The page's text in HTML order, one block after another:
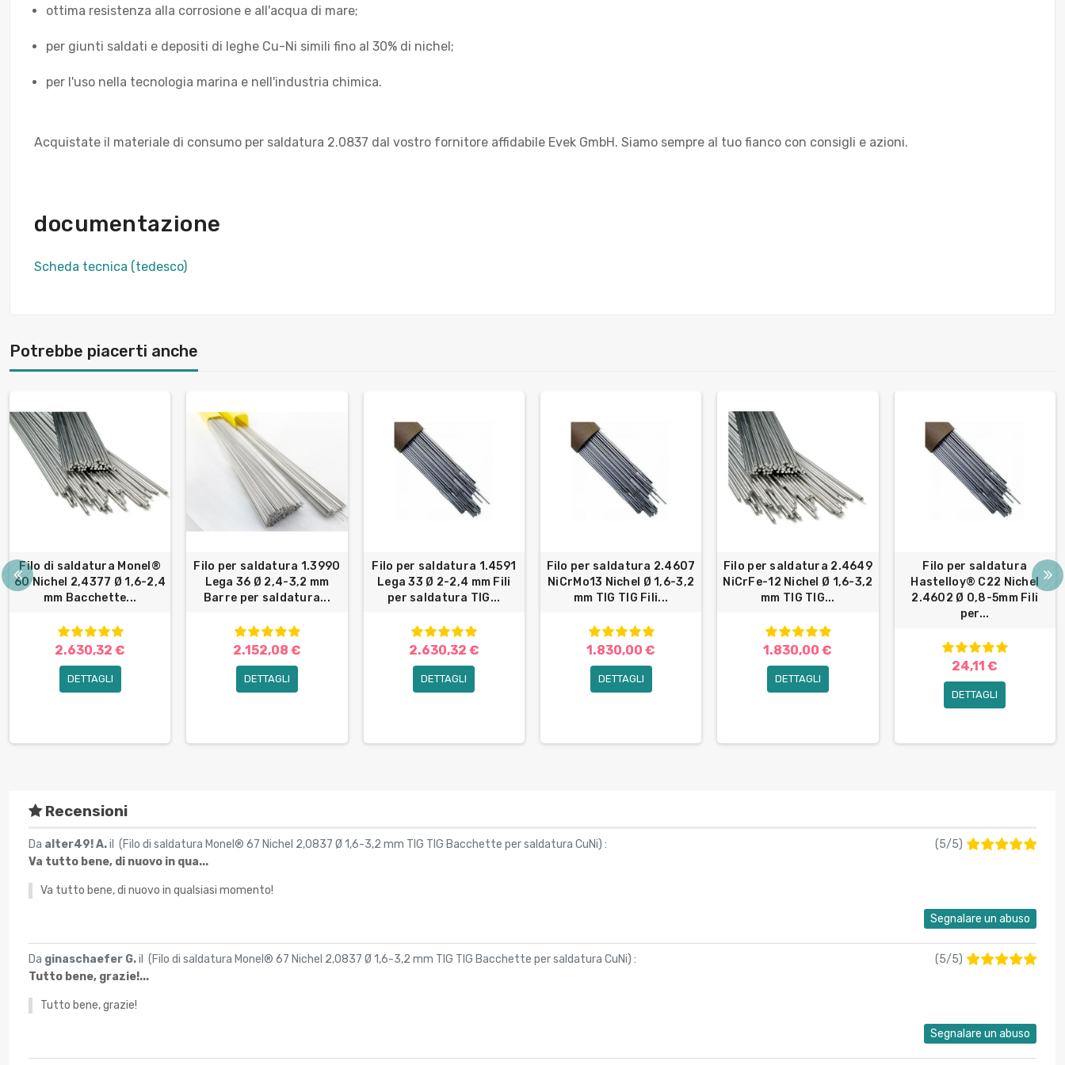
ottima resistenza alla corrosione e all'acqua di mare;
per giunti saldati e depositi di leghe Cu-Ni simili fino al 30% di nichel;
per l'uso nella tecnologia marina e nell'industria chimica.
Acquistate il materiale di consumo per saldatura 2.0837 dal vostro fornitore affidabile Evek GmbH. Siamo sempre al tuo fianco con consigli e azioni.
documentazione
Scheda tecnica (tedesco)
Potrebbe piacerti anche
Filo di saldatura Monel®
60 Nichel 2,4377 Ø 1,6-2,4
mm Bacchette...
2.630,32 €
DETTAGLI
Filo per saldatura 1.3990
Lega 36 Ø 2,4-3,2 mm
Barre per saldatura...
2.152,08 €
DETTAGLI
Filo per saldatura 1.4591
Lega 33 Ø 2-2,4 mm Fili
per saldatura TIG...
2.630,32 €
DETTAGLI
Filo per saldatura 2.4607
NiCrMo13 Nichel Ø 1,6-3,2
mm TIG TIG Fili...
1.830,00 €
DETTAGLI
Filo per saldatura 2.4649
NiCrFe-12 Nichel Ø 1,6-3,2
mm TIG TIG...
1.830,00 €
DETTAGLI
Filo per saldatura
Hastelloy® C22 Nichel
2.4602 Ø 0,8-5mm Fili
per...
24,11 €
DETTAGLI
Recensioni
Da alter49! A.il (Filo di saldatura Monel® 67 Nichel 2,0837 Ø 1,6-3,2 mm TIG TIG Bacchette per saldatura CuNi) : (5/5)
Va tutto bene, di nuovo in qua...
Va tutto bene, di nuovo in qualsiasi momento!
Segnalare un abuso
Da ginaschaefer G.il (Filo di saldatura Monel® 67 Nichel 2,0837 Ø 1,6-3,2 mm TIG TIG Bacchette per saldatura CuNi) : (5/5)
Tutto bene, grazie!...
Tutto bene, grazie!
Segnalare un abuso